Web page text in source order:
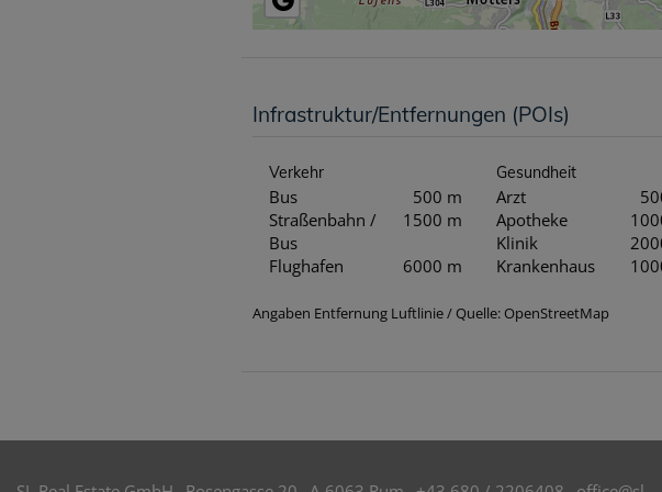
Infrastruktur/Entfernungen (POIs)
Verkehr
Bus
500 m
Straßenbahn /
Bus
1500 m
Flughafen 6000 m
Gesundheit
Arzt
Apotheke
Klinik
Krankenhaus
Angaben Entfernung Luftlinie / Quelle: OpenStreetMap